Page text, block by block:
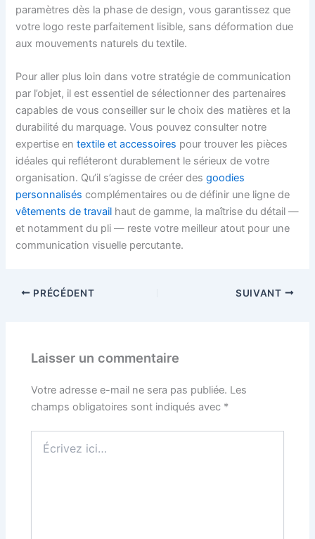
paramètres dès la phase de design, vous garantissez que
votre logo reste parfaitement lisible, sans déformation due
aux mouvements naturels du textile.
Pour aller plus loin dans votre stratégie de communication
par l’objet, il est essentiel de sélectionner des partenaires
capables de vous conseiller sur le choix des matières et la
durabilité du marquage. Vous pouvez consulter notre
expertise entextile et accessoires pour trouver les pièces
idéales qui refléteront durablement le sérieux de votre
organisation. Qu’il s’agisse de créer desgoodies
personnalisés complémentaires ou de définir une ligne de
vêtements de travail haut de gamme, la maîtrise du détail —
et notamment du pli — reste votre meilleur atout pour une
communication visuelle percutante.
PRÉCÉDENT SUIVANT
Laisser un commentaire
Votre adresse e-mail ne sera pas publiée. Les
champs obligatoires sont indiqués avec *
ici…